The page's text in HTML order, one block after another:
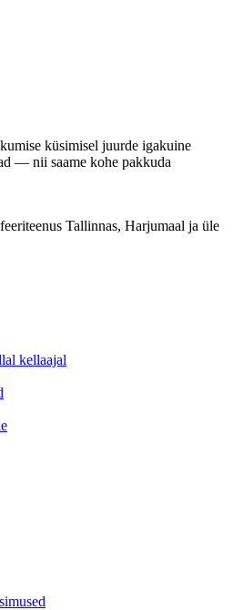
küsimisel juurde igakuine
— nii saame kohe pakkuda
Tallinnas, Harjumaal ja üle
kellaajal